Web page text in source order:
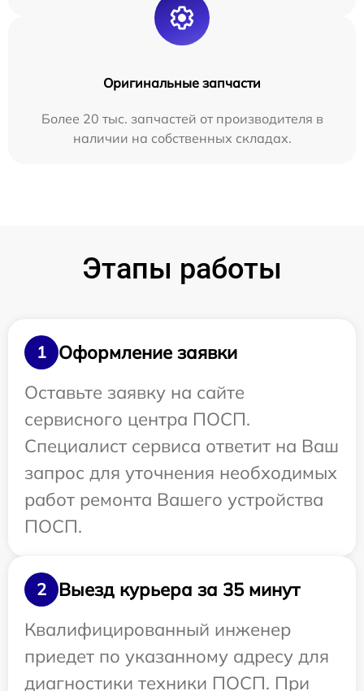
Оригинальные запчасти
Более 20 тыс. запчастей от производителя в
наличии на собственных складах.
Этапы работы
1
Оформление заявки
Оставьте заявку на сайте
сервисного центра ПОСП.
Специалист сервиса ответит на Ваш
запрос для уточнения необходимых
работ ремонта Вашего устройства
ПОСП.
2
Выезд курьера за 35 минут
Квалифицированный инженер
приедет по указанному адресу для
диагностики техники ПОСП. При